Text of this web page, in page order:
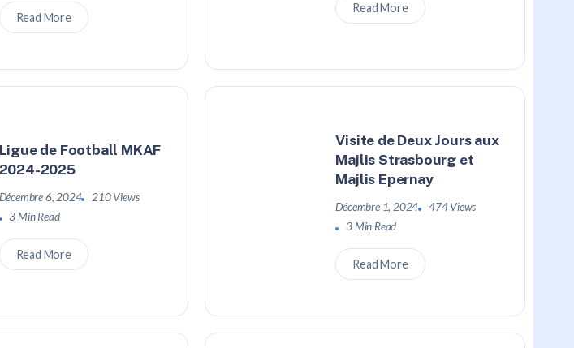
Read More
Read More
Ligue de Football MKAF
2024-2025
Décembre 6, 2024
210 Views
3 Min Read
Read More
Visite de Deux Jours aux
Majlis Strasbourg et
Majlis Epernay
Décembre 1, 2024
474 Views
3 Min Read
Read More